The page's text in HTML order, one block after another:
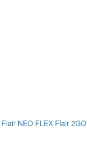
Flair NEO FLEX Flair 2GO